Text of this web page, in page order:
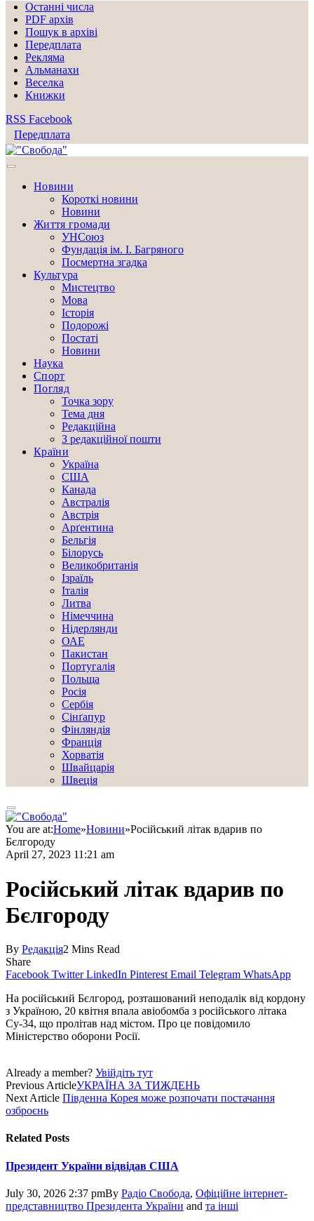
Останні числа
PDF архів
Пошук в архіві
Передплата
Рекляма
Альманахи
Веселка
Книжки
RSS Facebook
Передплата
Новини
Короткі новини
Новини
Життя громади
УНСоюз
Фундація ім. І. Багряного
Посмертна згадка
Культура
Мистецтво
Мова
Історія
Подорожі
Постаті
Новини
Наука
Спорт
Погляд
Точка зору
Тема дня
Редакційна
З редакційної пошти
Країни
Україна
США
Канада
Австралія
Австрія
Арґентина
Бельгія
Білорусь
Великобританія
Ізраїль
Італія
Литва
Німеччина
Нідерлянди
ОАЕ
Пакистан
Португалія
Польща
Росія
Сербія
Сінґапур
Фінляндія
Франція
Хорватія
Швайцарія
Швеція
You are at:Home»Новини»Російський літак вдарив по
Бєлгороду
April 27, 2023 11:21 am
Російський літак вдарив по
Бєлгороду
By Редакція2 Mins Read
Share
Facebook Twitter LinkedIn Pinterest Email Telegram WhatsApp
На російський Бєлгород, розташований неподалік від кордону
з Україною, 20 квітня впала авіобомба з російського літака
Су-34, що пролітав над містом. Про це повідомило
Міністерство оборони Росії.
Already a member? Увійдіть тут
Previous ArticleУКРАЇНА ЗА ТИЖДЕНЬ
Next Article Південна Корея може розпочати постачання
озброєнь
Related Posts
Президент України відвідав США
July 30, 2026 2:37 pmBy Радіо Свобода, Офіційне інтернет-
представництво Президента України and та інші